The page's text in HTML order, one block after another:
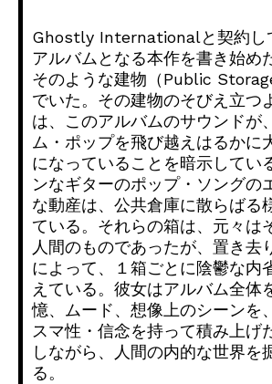
Ghostly Internationalと契約し
アルバムとなる本作を書き始め
そのような建物（Public
でいた。 その建物のそびえ立つ
は、 このアルバムのサウンドが
ム・ ポップを飛び越えはるかに
になっていることを暗示してい
ンなギターのポップ・ ソングの
な動産は、 公共倉庫に散らばる
ている。それらの箱は、 元々は
人間のものであったが、 置き去
によって、
１箱ごとに陰鬱な内
えている。 彼女はアルバム全体
憶、ムード、想像上のシーンを、
スマ性・信念を持って積み上げ
しながら、人間の内的な世界を
る。